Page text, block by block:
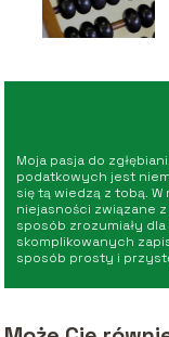
Moja pasja do
podatkowych jest
się tą wiedzą z tobą.
niejasności związane
sposób zrozumiały
skomplikowanych
sposób prosty i